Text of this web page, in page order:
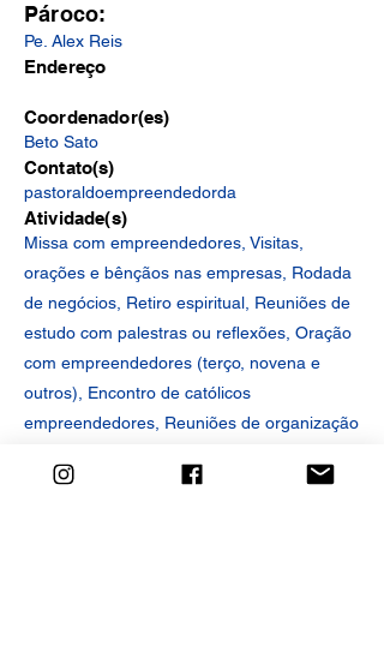
Pároco:
Pe. Alex Reis
Endereço
Coordenador(es)
Beto Sato
Contato(s)
pastoraldoempreendedorda
Atividade(s)
Missa com empreendedores, Visitas,
orações e bênçãos nas empresas, Rodada
de negócios, Retiro espiritual, Reuniões de
estudo com palestras ou reflexões, Oração
com empreendedores (terço, novena e
outros), Encontro de católicos
empreendedores, Reuniões de organização
Site